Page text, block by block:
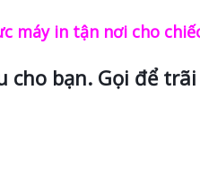
máy in tận nơi cho
bạn. Gọi để